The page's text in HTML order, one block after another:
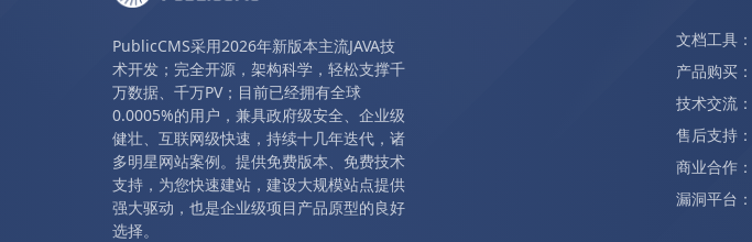
PublicCMS采用2026年新版本主流JAVA技
术开发；完全开源，架构科学，轻松支撑千
万数据、千万PV；目前已经拥有全球
0.0005%的用户，兼具政府级安全、企业级
健壮、互联网级快速，持续十几年迭代，诸
多明星网站案例。提供免费版本、免费技术
支持，为您快速建站，建设大规模站点提供
强大驱动，也是企业级项目产品原型的良好
选择。
文档工具：
产品购买：
技术交流：
售后支持：
商业合作：
漏洞平台：